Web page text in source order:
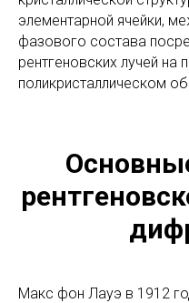
элементарной ячейки,
фазового состава
рентгеновских лучей
поликристаллическом
Макс фон Лауэ в 1912